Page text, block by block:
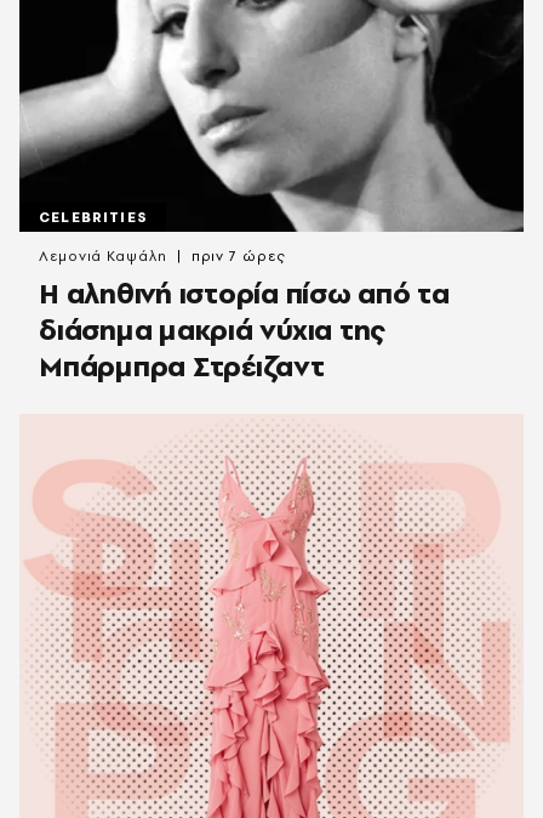
CELEBRITIES
Η αληθινή ιστορία πίσω από τα
διάσημα μακριά νύχια της
Μπάρμπρα Στρέιζαντ
Λεμονιά Καψάλη πριν 7 ώρες